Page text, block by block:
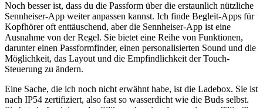
Noch besser ist, dass du die Passform über die erstaunlich nützliche
Sennheiser-App weiter anpassen kannst. Ich finde Begleit-Apps für
Kopfhörer oft enttäuschend, aber die Sennheiser-App ist eine
Ausnahme von der Regel. Sie bietet eine Reihe von Funktionen,
darunter einen Passformfinder, einen personalisierten Sound und die
Möglichkeit, das Layout und die Empfindlichkeit der Touch-
Steuerung zu ändern.
Eine Sache, die ich noch nicht erwähnt habe, ist die Ladebox. Sie ist
nach IP54 zertifiziert, also fast so wasserdicht wie die Buds selbst.